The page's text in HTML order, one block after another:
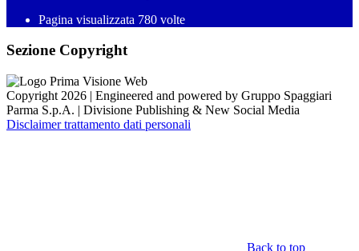
Pagina visualizzata 780 volte
Sezione Copyright
Copyright 2026 | Engineered and powered by Gruppo Spaggiari
Parma S.p.A. | Divisione Publishing & New Social Media
Disclaimer trattamento dati personali
Back to top